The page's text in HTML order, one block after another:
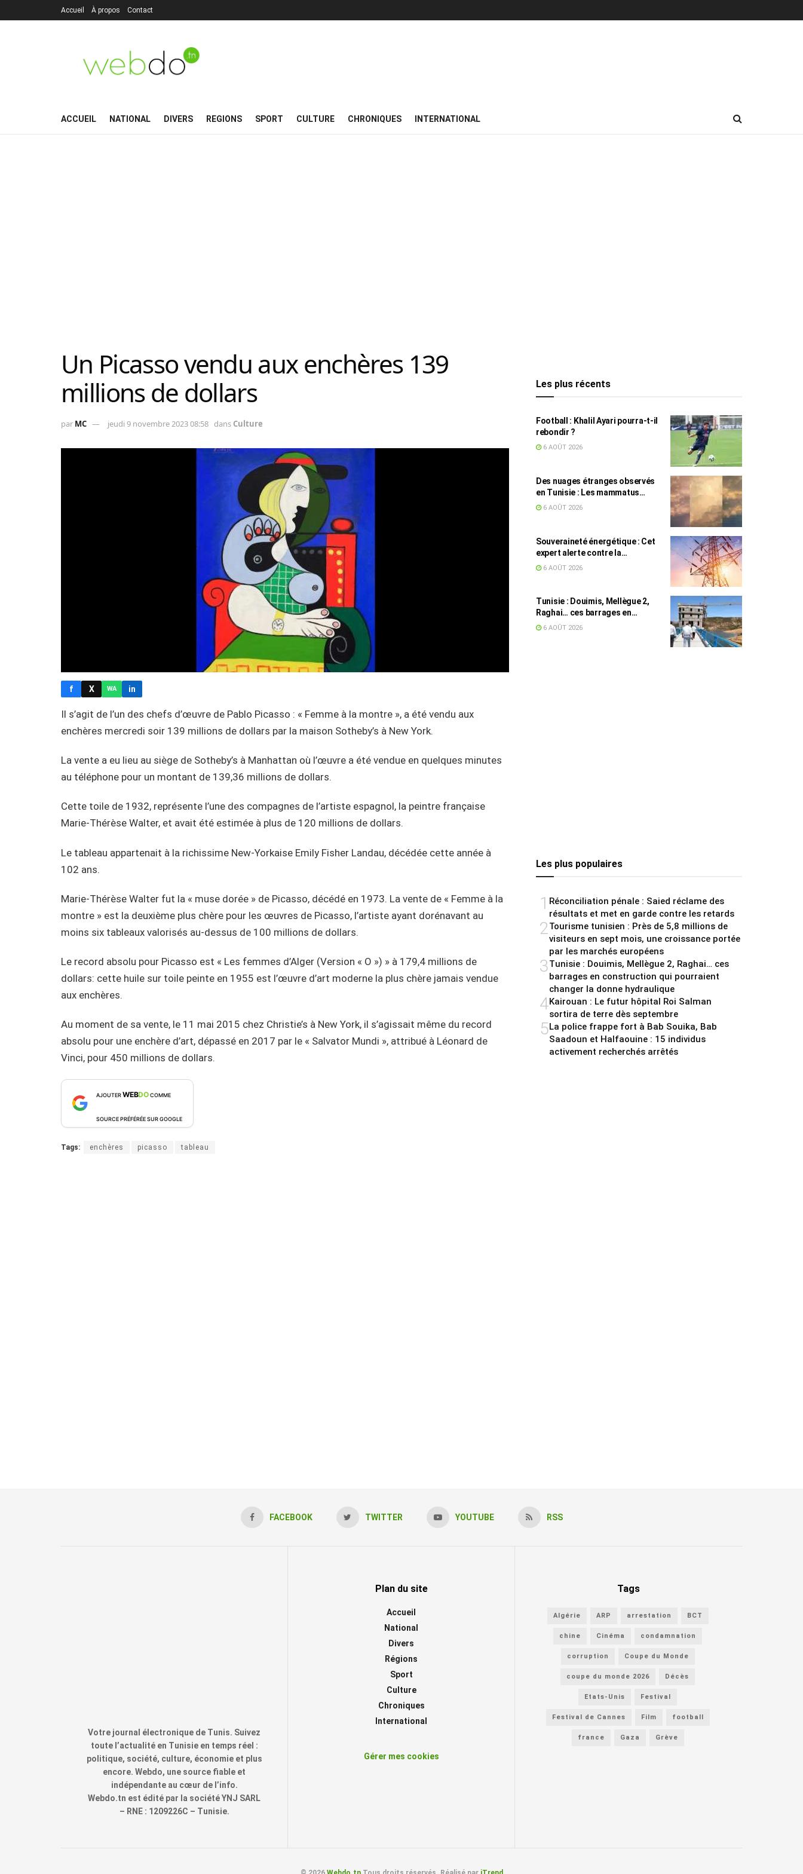
Accueil À propos Contact
ACCUEIL NATIONAL DIVERS REGIONS SPORT CULTURE CHRONIQUES INTERNATIONAL
Un Picasso vendu aux enchères 139
millions de dollars
par MC jeudi 9 novembre 2023 08:58 dans Culture
f X WA in
Il s’agit de l’un des chefs d’œuvre de Pablo Picasso : « Femme à la montre », a été vendu aux
enchères mercredi soir 139 millions de dollars par la maison Sotheby’s à New York.
La vente a eu lieu au siège de Sotheby’s à Manhattan où l’œuvre a été vendue en quelques minutes
au téléphone pour un montant de 139,36 millions de dollars.
Cette toile de 1932, représente l’une des compagnes de l’artiste espagnol, la peintre française
Marie-Thérèse Walter, et avait été estimée à plus de 120 millions de dollars.
Le tableau appartenait à la richissime New-Yorkaise Emily Fisher Landau, décédée cette année à
102 ans.
Marie-Thérèse Walter fut la « muse dorée » de Picasso, décédé en 1973. La vente de « Femme à la
montre » est la deuxième plus chère pour les œuvres de Picasso, l’artiste ayant dorénavant au
moins six tableaux valorisés au-dessus de 100 millions de dollars.
Le record absolu pour Picasso est « Les femmes d’Alger (Version « O ») » à 179,4 millions de
dollars: cette huile sur toile peinte en 1955 est l’œuvre d’art moderne la plus chère jamais vendue
aux enchères.
Au moment de sa vente, le 11 mai 2015 chez Christie’s à New York, il s’agissait même du record
absolu pour une enchère d’art, dépassé en 2017 par le « Salvator Mundi », attribué à Léonard de
Vinci, pour 450 millions de dollars.
AJOUTERWEBDOCOMME
SOURCE PRÉFÉRÉE SUR GOOGLE
Tags: enchères picasso tableau
Les plus récents
Football : Khalil Ayari pourra-t-il
rebondir ?
6 AOÛT 2026
Des nuages étranges observés
en Tunisie : Les mammatus
expliqués par un spécialiste
6 AOÛT 2026
Souveraineté énergétique : Cet
expert alerte contre la
dépendance de la Tunisie à
6 AOÛT 2026
Tunisie : Douimis, Mellègue 2,
Raghai… ces barrages en
construction qui pourraient
6 AOÛT 2026
Les plus populaires
1 Réconciliation pénale : Saied réclame des
résultats et met en garde contre les retards
2Tourisme tunisien : Près de 5,8 millions de
visiteurs en sept mois, une croissance portée
par les marchés européens
3Tunisie : Douimis, Mellègue 2, Raghai… ces
barrages en construction qui pourraient
changer la donne hydraulique
4Kairouan : Le futur hôpital Roi Salman
sortira de terre dès septembre
5La police frappe fort à Bab Souika, Bab
Saadoun et Halfaouine : 15 individus
activement recherchés arrêtés
FACEBOOK TWITTER YOUTUBE RSS
Votre journal électronique de Tunis. Suivez
toute l’actualité en Tunisie en temps réel :
politique, société, culture, économie et plus
encore. Webdo, une source fiable et
indépendante au cœur de l’info.
Webdo.tn est édité par la société YNJ SARL
– RNE : 1209226C – Tunisie.
Plan du site
Accueil
National
Divers
Régions
Sport
Culture
Chroniques
International
Gérer mes cookies
Tags
Algérie ARP arrestation BCT
chine Cinéma condamnation
corruption Coupe du Monde
coupe du monde 2026 Décès
Etats-Unis Festival
Festival de Cannes Film football
france Gaza Grève